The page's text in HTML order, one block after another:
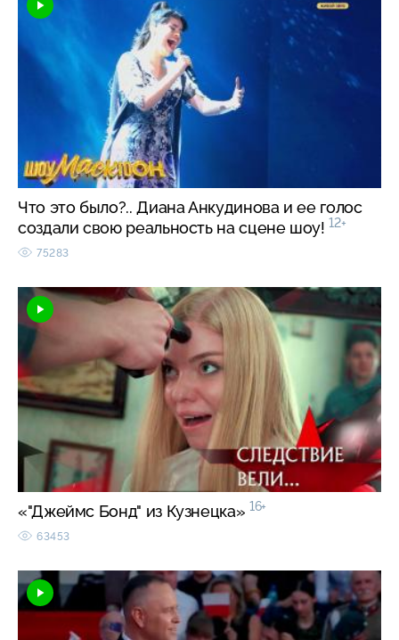
Что это было?.. Диана Анкудинова и ее голос
создали свою реальность на сцене шоу! 12+
75283
«"Джеймс Бонд" из Кузнецка» 16+
63453